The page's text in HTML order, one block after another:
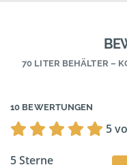
70 LITER BEHÄLTER –
10 BEWERTUNGEN
5
5 Sterne